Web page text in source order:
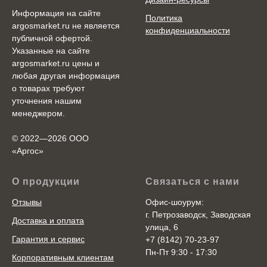
Информация на сайте
argosmarket.ru не является
публичной офертой.
Указанные на сайте
argosmarket.ru цены и
любая другая информация
о товарах требуют
уточнения нашим
менеджером.
© 2022—2026 ООО
«Аргоc»
Политика
конфиденциальности
О продукции
Отзывы
Доставка и оплата
Гарантия и сервис
Корпоративным клиентам
Связаться с нами
Офис-шоурум:
г. Петрозаводск, Заводская
улица, 6
+7 (8142) 70-23-97
Пн-Пт 9:30 - 17:30